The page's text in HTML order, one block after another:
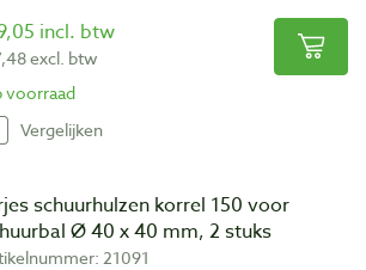
incl. btw
excl. btw
voorraad
Vergelijken
schuurhulzen korrel 150 voor
Ø 40 x 40 mm, 2 stuks
21091